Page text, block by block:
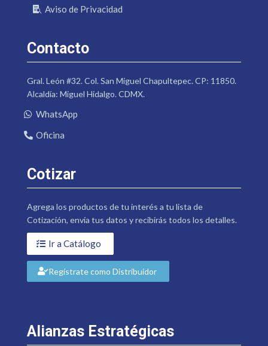
Aviso de Privacidad
Contacto
Gral. León #32. Col. San Miguel Chapultepec. CP: 11850.
Alcaldía: Miguel Hidalgo. CDMX.
WhatsApp
Oficina
Cotizar
Agrega los productos de tu interés a tu lista de
Cotización, envía tus datos y recibirás todos los detalles.
Ir a Catálogo
Regístrate como Distribuidor
Alianzas Estratégicas